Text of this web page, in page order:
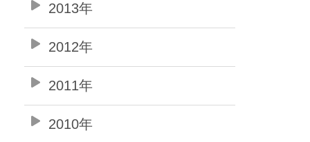
2013年
2012年
2011年
2010年